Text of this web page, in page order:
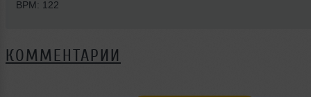
BPM: 122
КОММЕНТАРИИ